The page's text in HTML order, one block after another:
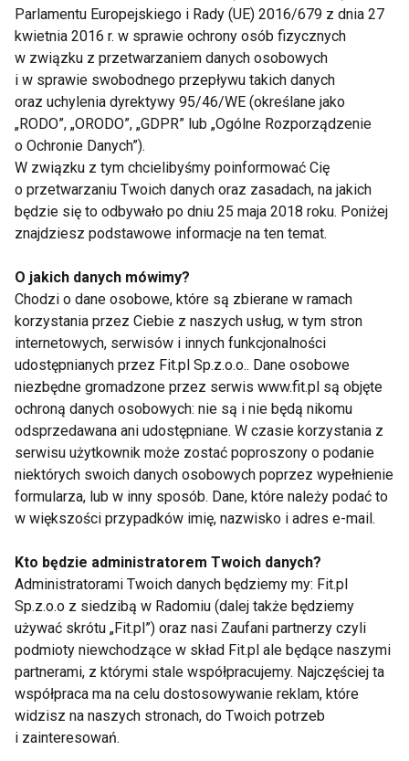
Sauna i jej niezwykła moc
Odnowa biologiczna
Wiejskie SPA
Sauna
Sauna
Sauna - najlepszy sposób na
Jak prawidłowo korzystać z
saun?
Jak prawidłowo korzystać z
Parlamentu Europejskiego i Rady (UE) 2016/679 z dnia 27
kwietnia 2016 r. w sprawie ochrony osób fizycznych
w związku z przetwarzaniem danych osobowych
i w sprawie swobodnego przepływu takich danych
oraz uchylenia dyrektywy 95/46/WE (określane jako
„RODO”, „ORODO”, „GDPR” lub „Ogólne Rozporządzenie
o Ochronie Danych”).
W związku z tym chcielibyśmy poinformować Cię
o przetwarzaniu Twoich danych oraz zasadach, na jakich
będzie się to odbywało po dniu 25 maja 2018 roku. Poniżej
znajdziesz podstawowe informacje na ten temat.
O jakich danych mówimy?
Chodzi o dane osobowe, które są zbierane w ramach
korzystania przez Ciebie z naszych usług, w tym stron
internetowych, serwisów i innych funkcjonalności
udostępnianych przez Fit.pl Sp.z.o.o.. Dane osobowe
niezbędne gromadzone przez serwis www.fit.pl są objęte
ochroną danych osobowych: nie są i nie będą nikomu
odsprzedawana ani udostępniane. W czasie korzystania z
serwisu użytkownik może zostać poproszony o podanie
niektórych swoich danych osobowych poprzez wypełnienie
formularza, lub w inny sposób. Dane, które należy podać to
w większości przypadków imię, nazwisko i adres e-mail.
Kto będzie administratorem Twoich danych?
Administratorami Twoich danych będziemy my: Fit.pl
Sp.z.o.o z siedzibą w Radomiu (dalej także będziemy
używać skrótu „Fit.pl”) oraz nasi Zaufani partnerzy czyli
podmioty niewchodzące w skład Fit.pl ale będące naszymi
partnerami, z którymi stale współpracujemy. Najczęściej ta
współpraca ma na celu dostosowywanie reklam, które
widzisz na naszych stronach, do Twoich potrzeb
i zainteresowań.